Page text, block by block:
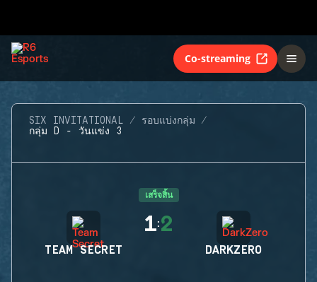
Co-streaming
SIX INVITATIONAL
รอบแบ่งกลุ่ม
กลุ่ม D - วันแข่ง 3
เสร็จสิ้น
TEAM SECRET
1:2
DARKZERO